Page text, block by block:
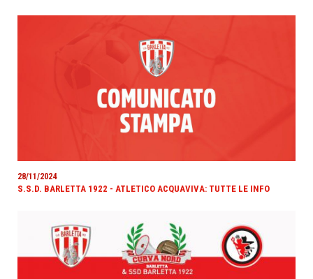
28/11/2024
S.S.D. BARLETTA 1922 - ATLETICO ACQUAVIVA: TUTTE LE INFO